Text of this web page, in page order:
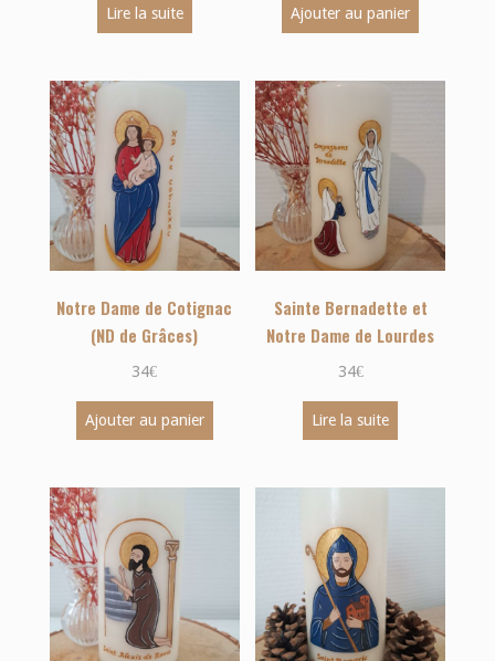
Lire la suite Ajouter au panier
Notre Dame de Cotignac
(ND de Grâces)
34€
Ajouter au panier
Sainte Bernadette et
Notre Dame de Lourdes
34€
Lire la suite